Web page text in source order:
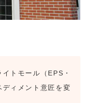
トモール（EPS・
ィメント意匠を変